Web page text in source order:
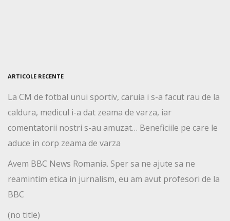
ARTICOLE RECENTE
La CM de fotbal unui sportiv, caruia i s-a facut rau de la
caldura, medicul i-a dat zeama de varza, iar
comentatorii nostri s-au amuzat… Beneficiile pe care le
aduce in corp zeama de varza
Avem BBC News Romania. Sper sa ne ajute sa ne
reamintim etica in jurnalism, eu am avut profesori de la
BBC
(no title)